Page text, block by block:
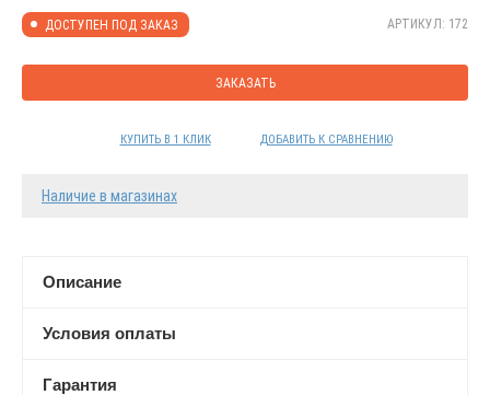
ДОСТУПЕН ПОД ЗАКАЗ АРТИКУЛ: 172
ЗАКАЗАТЬ
КУПИТЬ В 1 КЛИК ДОБАВИТЬ К СРАВНЕНИЮ
Наличие в магазинах
Описание
Условия оплаты
Гарантия